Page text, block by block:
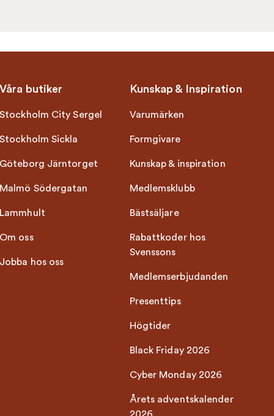
Våra butiker
Stockholm City Sergel
Stockholm Sickla
Göteborg Järntorget
Malmö Södergatan
Lammhult
Om oss
Jobba hos oss
Kunskap & Inspiration
Varumärken
Formgivare
Kunskap & inspiration
Medlemsklubb
Bästsäljare
Rabattkoder hos
Svenssons
Medlemserbjudanden
Presenttips
Högtider
Black Friday 2026
Cyber Monday 2026
Årets adventskalender